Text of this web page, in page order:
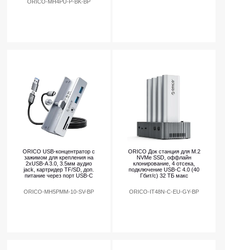
ORICO-MH4PU-P-BK-BP
ORICO USB-концентратор с
зажимом для крепления на
2xUSB-A 3.0, 3.5мм аудио
jack, картридер TF/SD, доп.
питание через порт USB-C
ORICO-MH5PMM-10-SV-BP
ORICO Док станция для M.2
NVMe SSD, оффлайн
клонирование, 4 отсека,
подключение USB-C 4.0 (40
Гбит/с) 32 ТБ макс
ORICO-IT48N-C-EU-GY-BP